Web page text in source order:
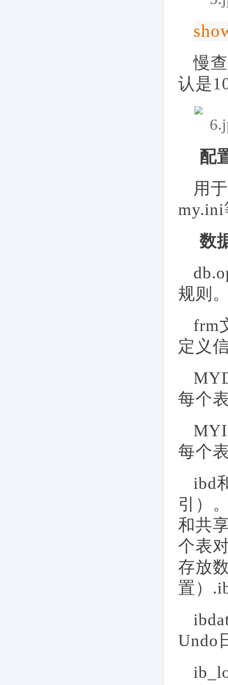
慢
认是
配
用
my.ini
数
规则
frm
定义
每个
每个
ibd
引）
和共
个表
存放
置）
Undo